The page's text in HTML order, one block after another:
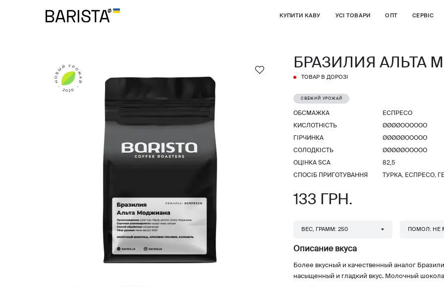
КУПИТИ КАВУ УСІ ТОВАРИ ОПТ СЕРВІС
БРАЗИЛИЯ АЛЬТА
ТОВАР В ДОРОЗІ
СВЕЖИЙ УРОЖАЙ
ОБСМАЖКА ЕСПРЕСО
КИСЛОТНІСТЬ ØØØØОООООО
ГІРЧИНКА ØØØØØООООО
СОЛОДКІСТЬ ØØØØØООООО
ОЦІНКА SCA 82,5
СПОСІБ ПРИГОТУВАННЯ ТУРКА, ЕСПРЕСО,
133 ГРН.
ВЕС, ГРАММ: 250 ПОМОЛ: НЕ
Описание вкуса
Более вкусный и качественный аналог
насыщенный и гладкий вкус. Молочный